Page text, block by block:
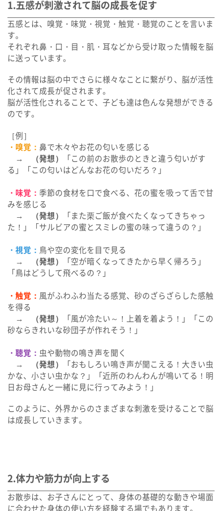
1.五感が刺激されて脳の成長を促す
五感とは、嗅覚・味覚・視覚・触覚・聴覚のことを言いま
す。
それぞれ鼻・口・目・肌・耳などから受け取った情報を脳
に送っています。
その情報は脳の中でさらに様々なことに繋がり、脳が活性
化されて成長が促されます。
脳が活性化されることで、子ども達は色んな発想ができる
のです。
［例］
・嗅覚： 鼻で木々やお花の匂いを感じる
→
（発想）
「この前のお散歩のときと違う匂いがす
る」「この匂いはどんなお花の匂いだろ？」
・味覚： 季節の食材を口で食べる、花の蜜を吸って舌で甘
みを感じる
→
（発想）
「また栗ご飯が食べたくなってきちゃっ
た！」「サルビアの蜜とスミレの蜜の味って違うの？」
・視覚： 鳥や空の変化を目で見る
→
（発想）
「空が暗くなってきたから早く帰ろう」
「鳥はどうして飛べるの？」
・触覚： 風がふわふわ当たる感覚、砂のざらざらした感触
を得る
→
（発想）
「風が冷たい～！上着を着よう！」「この
砂ならきれいな砂団子が作れそう！」
・聴覚： 虫や動物の鳴き声を聞く
→
（発想）
「おもしろい鳴き声が聞こえる！大きい虫
かな、小さい虫かな？」「近所のわんわんが鳴いてる！明
日お母さんと一緒に見に行ってみよう！」
このように、外界からのさまざまな刺激を受けることで脳
は成長していきます。
2.体力や筋力が向上する
お散歩は、お子さんにとって、身体の基礎的な動きや場面
に合わせた身体の使い方を経験する場でもあります。